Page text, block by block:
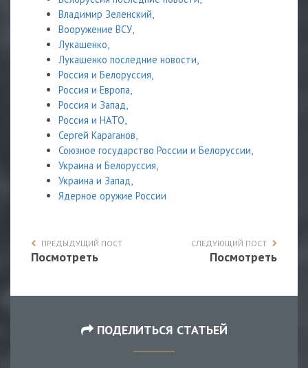
Владимир Зеленский,
Вооружение ВСУ,
Лукашенко,
Лукашенко последние новости,
Россия и Белоруссия,
Россия и Европа,
Россия и Запад,
Россия и НАТО,
Сергей Караганов,
Союзное государство России и Белоруссии,
Украина и Белоруссия,
Украина и Запад,
Ядерное оружие России
ПРЕДЫДУЩИЙ ПОСТ
Посмотреть
СЛЕДУЮЩИЙ ПОСТ
Посмотреть
ПОДЕЛИТЬСЯ СТАТЬЕЙ